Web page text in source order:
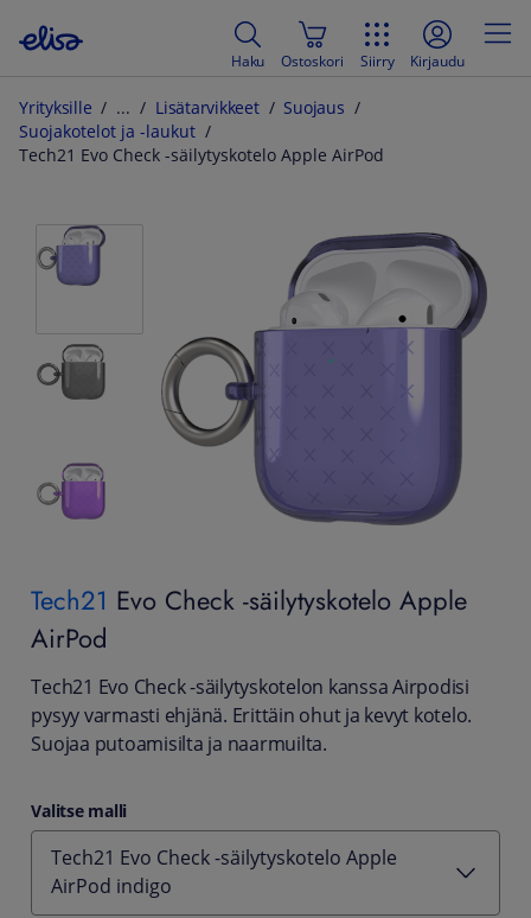
Haku Ostoskori Siirry Kirjaudu
Yrityksille Lisätarvikkeet
Suojaus
Suojakotelot ja -laukut
Tech21 Evo Check -säilytyskotelo Apple AirPod
Tech21 Evo Check -säilytyskotelo Apple
AirPod
Tech21 Evo Check -säilytyskotelon kanssa Airpodisi
pysyy varmasti ehjänä. Erittäin ohut ja kevyt kotelo.
Suojaa putoamisilta ja naarmuilta.
Valitse malli
Tech21 Evo Check -säilytyskotelo Apple
AirPod indigo